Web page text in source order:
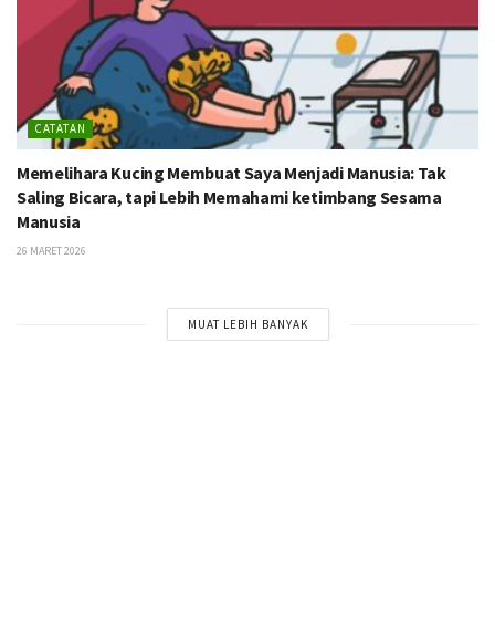
CATATAN
Memelihara Kucing Membuat Saya Menjadi Manusia: Tak
Saling Bicara, tapi Lebih Memahami ketimbang Sesama
Manusia
26 MARET 2026
MUAT LEBIH BANYAK